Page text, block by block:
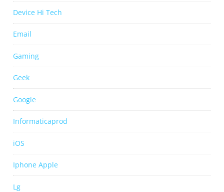
Device Hi Tech
Email
Gaming
Geek
Google
Informaticaprod
iOS
Iphone Apple
Lg